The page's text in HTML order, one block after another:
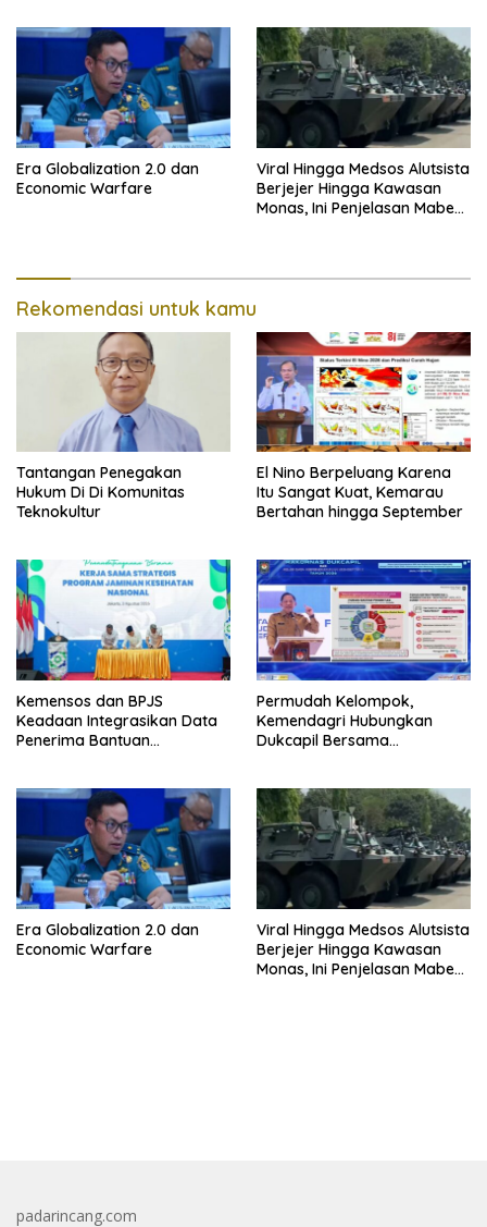
Era Globalization 2.0 dan
Economic Warfare
Viral Hingga Medsos Alutsista
Berjejer Hingga Kawasan
Monas, Ini Penjelasan Mabes
Rekomendasi untuk kamu
Tantangan Penegakan
Hukum Di Di Komunitas
Teknokultur
El Nino Berpeluang Karena
Itu Sangat Kuat, Kemarau
Bertahan hingga September
Kemensos dan BPJS
Keadaan Integrasikan Data
Penerima Bantuan
Permudah Kelompok,
Kemendagri Hubungkan
Dukcapil Bersama
Era Globalization 2.0 dan
Economic Warfare
Viral Hingga Medsos Alutsista
Berjejer Hingga Kawasan
Monas, Ini Penjelasan Mabes
padarincang.com